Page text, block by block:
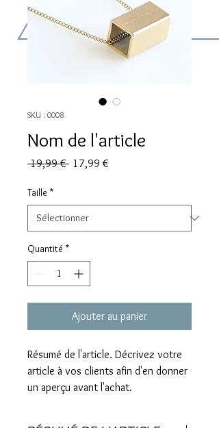
SKU : 0008
Nom de l'article
19,99 € Prix
17,99 €
Taille *
Quantité *
Ajouter au panier
Résumé de l'article. Décrivez votre
article à vos clients afin d'en donner
un aperçu avant l'achat.